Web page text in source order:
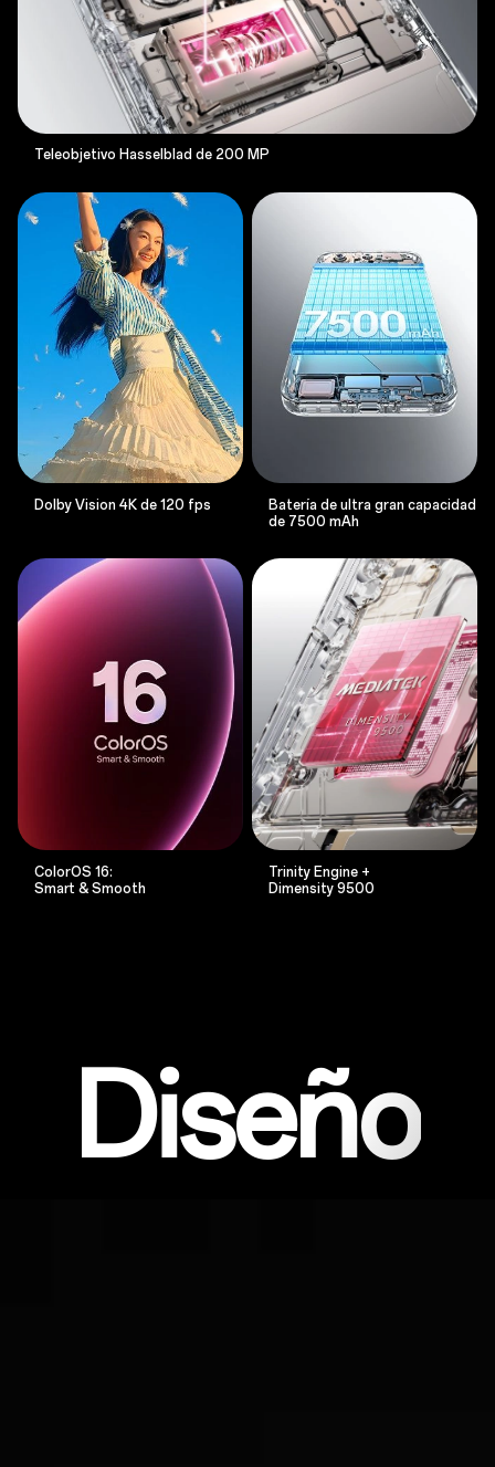
Teleobjetivo Hasselblad de 200 MP
Dolby Vision 4K de 120 fps
Batería de ultra gran capacidad
de 7500 mAh
ColorOS 16:
Smart & Smooth
Trinity Engine +
Dimensity 9500
Diseño